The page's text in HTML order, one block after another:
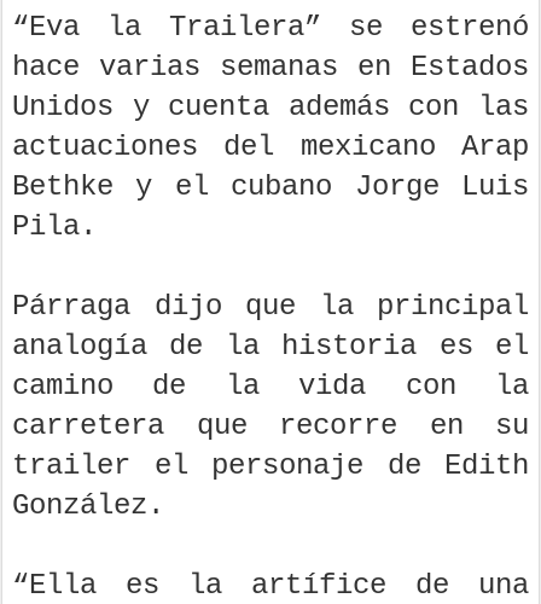
“Eva la Trailera” se estrenó
hace varias semanas en Estados
Unidos y cuenta además con las
actuaciones del mexicano Arap
Bethke y el cubano Jorge Luis
Pila.
Párraga dijo que la principal
analogía de la historia es el
camino de la vida con la
carretera que recorre en su
trailer el personaje de Edith
González.
“Ella es la artífice de una